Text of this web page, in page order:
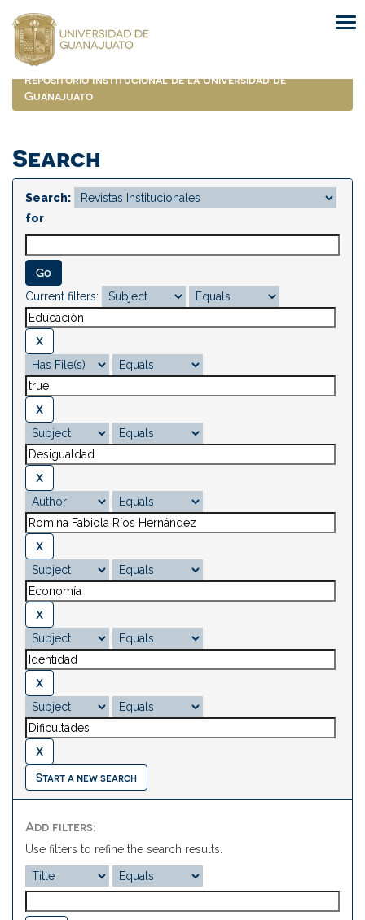
navigation
Repositorio Institucional de la Universidad de
Guanajuato
Search
Search:
for
Current filters:
Start a new search
Add filters:
Use filters to refine the search results.